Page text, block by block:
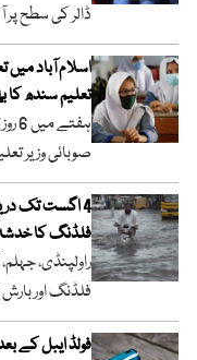
ڈالر کی سطح پر
اسلام آباد
تعلیم سندھ کا
صوبائی وزیر
4 اگست تک
فلڈنگ کا
راولپنڈی،
فلڈنگ اور
فولڈ ایبل کے